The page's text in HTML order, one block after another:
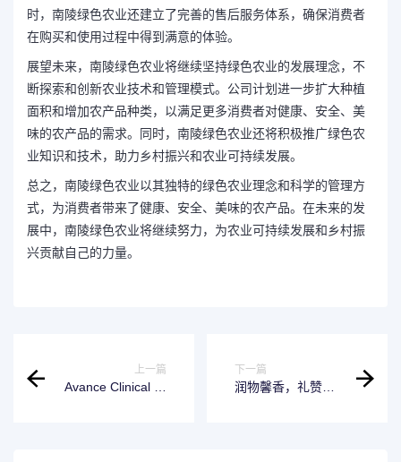
时，南陵绿色农业还建立了完善的售后服务体系，确保消费者
在购买和使用过程中得到满意的体验。
展望未来，南陵绿色农业将继续坚持绿色农业的发展理念，不
断探索和创新农业技术和管理模式。公司计划进一步扩大种植
面积和增加农产品种类，以满足更多消费者对健康、安全、美
味的农产品的需求。同时，南陵绿色农业还将积极推广绿色农
业知识和技术，助力乡村振兴和农业可持续发展。
总之，南陵绿色农业以其独特的绿色农业理念和科学的管理方
式，为消费者带来了健康、安全、美味的农产品。在未来的发
展中，南陵绿色农业将继续努力，为农业可持续发展和乡村振
兴贡献自己的力量。
上一篇
Avance Clinical 在
下一篇
润物馨香，礼赞母